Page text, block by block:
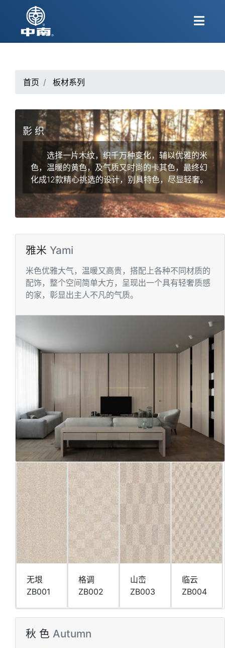
首页 板材系列
影 织
选择⼀⽚⽊纹，织千万种变化，辅以优雅的⽶
⾊，温暖的⻩⾊，及⽓质⼜时尚的卡其⾊，最终幻
化成12款精⼼挑选的设计，别具特⾊，尽显轻奢。
雅米 Yami
⽶⾊优雅⼤⽓，温暖⼜⾼贵，搭配上各种不同材质的
配饰，整个空间简单⼤⽅，呈现出⼀个具有轻奢质感
的家，彰显出主⼈不凡的⽓质。
⽆垠
ZB001
格调
ZB002
⼭峦
ZB003
临云
ZB004
秋 ⾊ Autumn